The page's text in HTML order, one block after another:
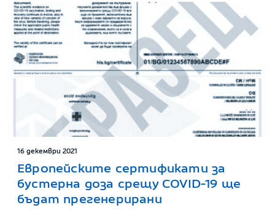
16 декември 2021
Европейските сертификати за
бустерна доза срещу COVID-19 ще
бъдат прегенерирани